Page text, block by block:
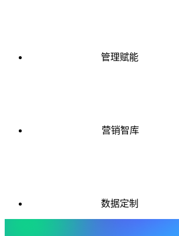
管理赋能
营销智库
数据定制